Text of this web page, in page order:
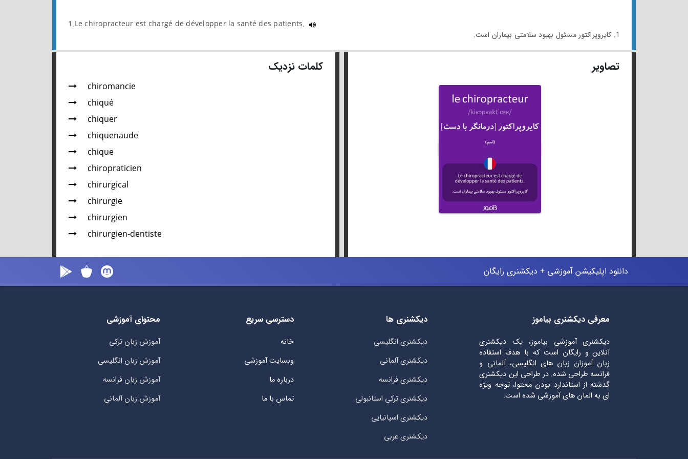
1.Le chiropracteur est chargé de développer la santé des patients.
1. کایروپراکتور مسئول بهبود سلامتی بیماران است.
تصاویر کلمات نزدیک
chiromancie
chiqué
chiquer
chiquenaude
chique
chiropraticien
chirurgical
chirurgie
chirurgien
chirurgien-dentiste
دانلود اپلیکیشن آموزشی + دیکشنری رایگان
معرفی دیکشنری بیاموز
دیکشنری آموزشی بیاموز، یک دیکشنری
آنلاین و رایگان است که با هدف استفاده
زبان آموزان زبان های انگلیسی، آلمانی و
فرانسه طراحی شده. در طراحی این دیکشنری
گذشته از استاندارد بودن محتوا، توجه ویژه
ای به المان های آموزشی شده است.
دیکشنری ها
دیکشنری انگلیسی
دیکشنری آلمانی
دیکشنری فرانسه
دیکشنری ترکی استانبولی
دیکشنری اسپانیایی
دیکشنری عربی
دسترسی سریع
خانه
وبسایت آموزشی
درباره ما
تماس با ما
محتوای آموزشی
آموزش زبان ترکی
آموزش زبان انگلیسی
آموزش زبان فرانسه
آموزش زبان آلمانی